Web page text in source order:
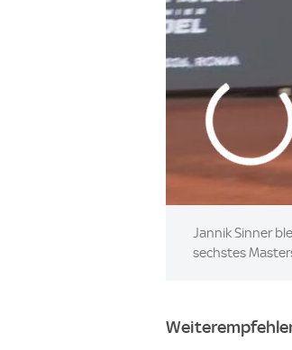
Jannik Sinner
sechstes